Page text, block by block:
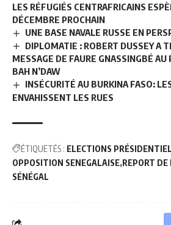
LES RÉFUGIÉS CENTRAFRICAINS
DÉCEMBRE PROCHAIN
UNE BASE NAVALE RUSSE EN
DIPLOMATIE : ROBERT DUSSEY A
MESSAGE DE FAURE GNASSINGBÉ
BAH N’DAW
INSÉCURITÉ AU BURKINA FASO:
ENVAHISSENT LES RUES
ÉTIQUETÉS : ELECTIONS
OPPOSITION SENEGALAISE REPORT
SÉNÉGAL